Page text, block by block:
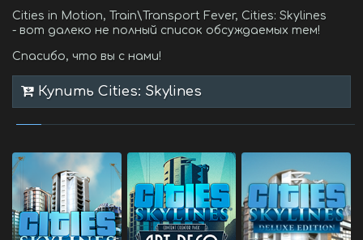
Cities in Motion, Train\Transport Fever, Cities: Skylines
- вот далеко не полный список обсуждаемых тем!
Спасибо, что вы с нами!
Купить Cities: Skylines